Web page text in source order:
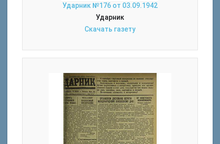
Ударник №176 от 03.09.1942
Ударник
Скачать газету